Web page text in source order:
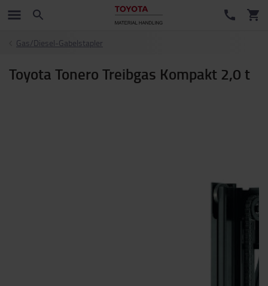
Gas/Diesel-Gabelstapler
Toyota Tonero Treibgas Kompakt 2,0 t